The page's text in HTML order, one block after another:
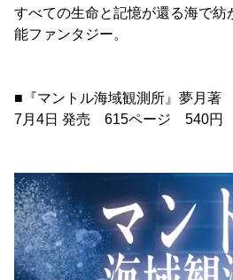
すべての生命と記憶が還る海で紡
能ファンタジー。
■『マントル海域観測所』夢月著
7月4日 発売 615ページ 540円